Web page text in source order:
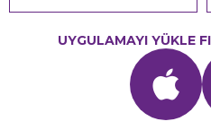
UYGULAMAYI YÜKLE